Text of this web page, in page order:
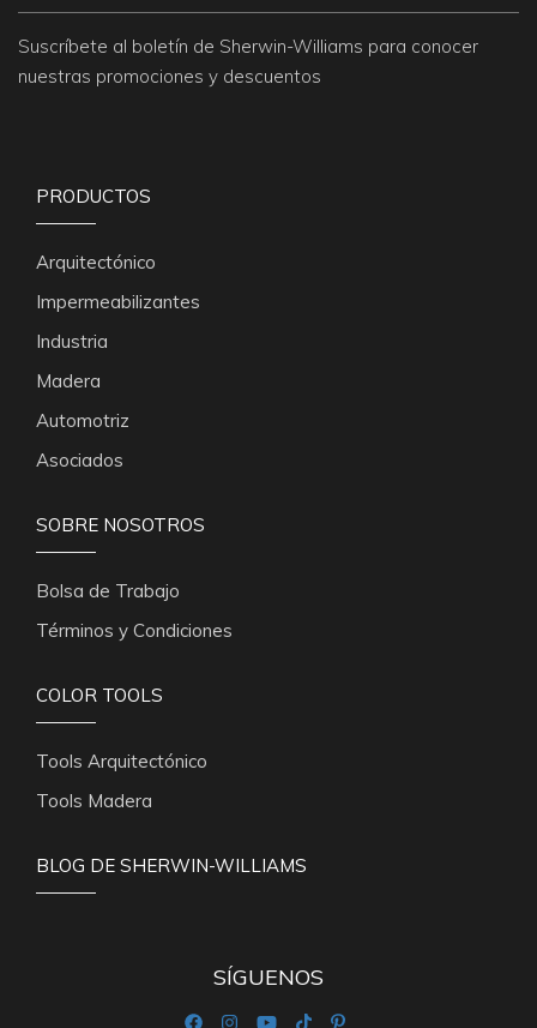
Suscríbete al boletín de Sherwin-Williams para conocer
nuestras promociones y descuentos
PRODUCTOS
Arquitectónico
Impermeabilizantes
Industria
Madera
Automotriz
Asociados
SOBRE NOSOTROS
Bolsa de Trabajo
Términos y Condiciones
COLOR TOOLS
Tools Arquitectónico
Tools Madera
BLOG DE SHERWIN-WILLIAMS
SÍGUENOS